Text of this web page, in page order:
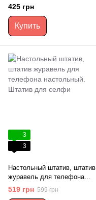
креплением 45 см.
425 грн
Купить
3
3
Настольный штатив, штатив
журавель для телефона
настольный. Штатив для
селфи
519 грн 599 грн